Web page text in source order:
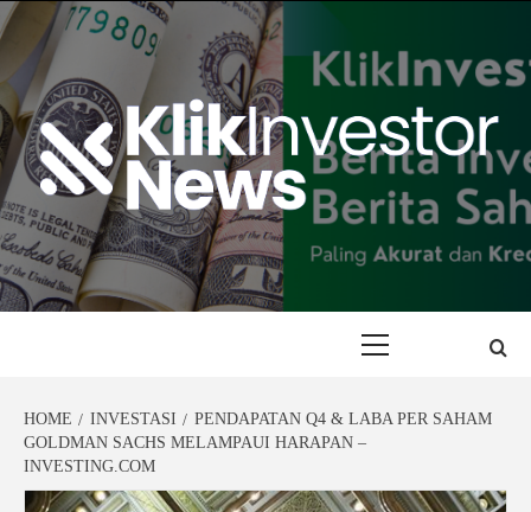
Skip
to
content
HOME INVESTASI
PENDAPATAN Q4 & LABA PER SAHAM
GOLDMAN SACHS MELAMPAUI HARAPAN –
INVESTING.COM